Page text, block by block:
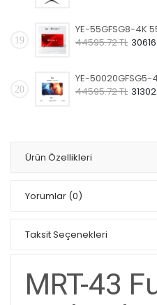
19
44595.72 TL
20
44595.72 TL
Ürün Özellikleri
Yorumlar (0)
Taksit Seçenekleri
MRT-43